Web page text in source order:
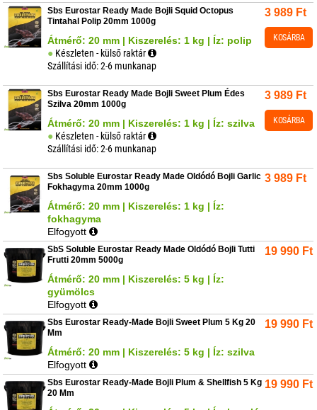
Sbs Eurostar Ready Made Bojli Squid Octopus
Tintahal Polip 20mm 1000g
Átmérő: 20 mm | Kiszerelés: 1 kg | Íz: polip
Készleten - külső raktár
Szállítási idő: 2-6 munkanap
3 989 Ft
KOSÁRBA
Sbs Eurostar Ready Made Bojli Sweet Plum Édes
Szilva 20mm 1000g
Átmérő: 20 mm | Kiszerelés: 1 kg | Íz: szilva
Készleten - külső raktár
Szállítási idő: 2-6 munkanap
3 989 Ft
KOSÁRBA
Sbs Soluble Eurostar Ready Made Oldódó Bojli Garlic
Fokhagyma 20mm 1000g
Átmérő: 20 mm | Kiszerelés: 1 kg | Íz:
fokhagyma
Elfogyott
3 989 Ft
SbS Soluble Eurostar Ready Made Oldódó Bojli Tutti
Frutti 20mm 5000g
Átmérő: 20 mm | Kiszerelés: 5 kg | Íz:
gyümölcs
Elfogyott
19 990 Ft
Sbs Eurostar Ready-Made Bojli Sweet Plum 5 Kg 20
Mm
Átmérő: 20 mm | Kiszerelés: 5 kg | Íz: szilva
Elfogyott
19 990 Ft
Sbs Eurostar Ready-Made Bojli Plum & Shellfish 5 Kg
20 Mm
19 990 Ft